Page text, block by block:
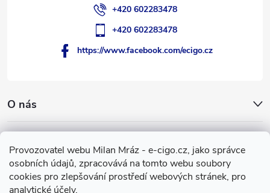
Provozovatel webu Milan Mráz - e-cigo.cz, jako správce
osobních údajů, zpracovává na tomto webu soubory
cookies pro zlepšování prostředí webových stránek, pro
analytické účely.
O nás
Facebook
+420 602283478
+420 602283478
https://www.facebook.com/ecigo.cz